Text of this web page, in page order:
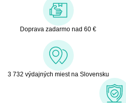
Doprava zadarmo nad 60 €
3 732 výdajných miest na Slovensku